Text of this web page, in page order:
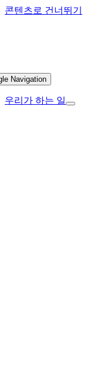
콘텐츠로 건너뛰기
Navigation
우리가 하는 일